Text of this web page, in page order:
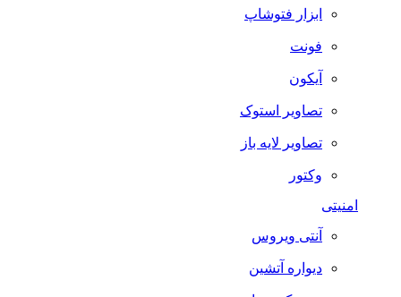
ابزار فتوشاپ
فونت
آیکون
تصاویر استوک
تصاویر لایه باز
وکتور
امنیتی
آنتی ویروس
دیواره آتشین